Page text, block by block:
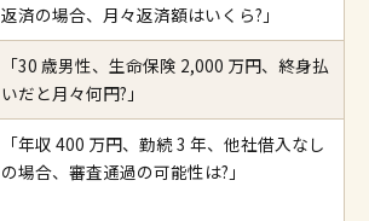
返済の場合、月々返済額はいくら?」
「30 歳男性、生命保険 2,000 万円、終身払
いだと月々何円?」
「年収 400 万円、勤続 3 年、他社借入なし
の場合、審査通過の可能性は?」